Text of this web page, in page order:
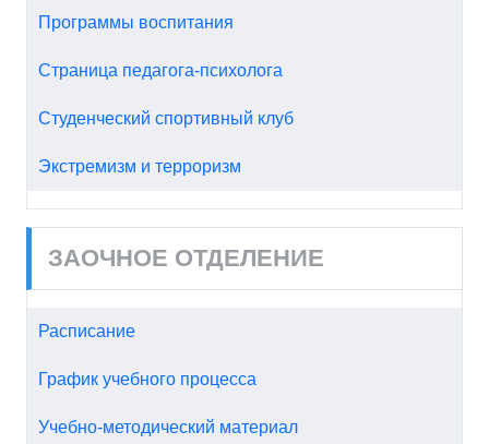
Программы воспитания
Страница педагога-психолога
Студенческий спортивный клуб
Экстремизм и терроризм
ЗАОЧНОЕ ОТДЕЛЕНИЕ
Расписание
График учебного процесса
Учебно-методический материал